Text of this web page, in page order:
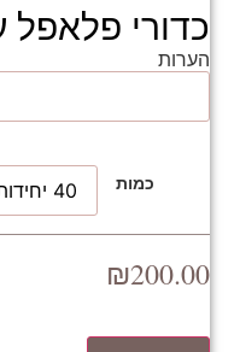
כדורי
הערות
כמות
₪200.00